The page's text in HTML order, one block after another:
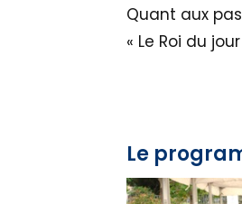
Quant aux
« Le Roi du
Le